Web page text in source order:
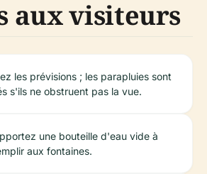
aux visiteurs
les prévisions ; les parapluies sont
s'ils ne obstruent pas la vue.
une bouteille d'eau vide à
aux fontaines.